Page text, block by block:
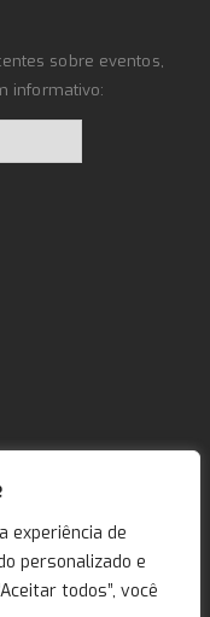
experiência de
personalizado e
todos”, você
sobre eventos,
informativo:
reservados.